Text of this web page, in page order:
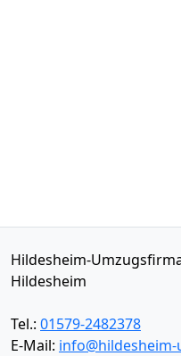
Hildesheim-
Hildesheim
Tel.: 01579-2482378
E-Mail: